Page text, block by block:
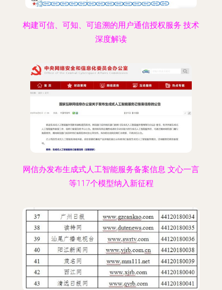
构建可信、可知、可追溯的用户通信授权服务 技术
深度解读
网信办发布生成式人工智能服务备案信息 文心一言
等117个模型纳入新征程